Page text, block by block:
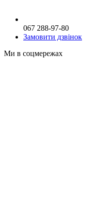
067 288-97-80
Замовити дзвінок
Ми в соцмережах